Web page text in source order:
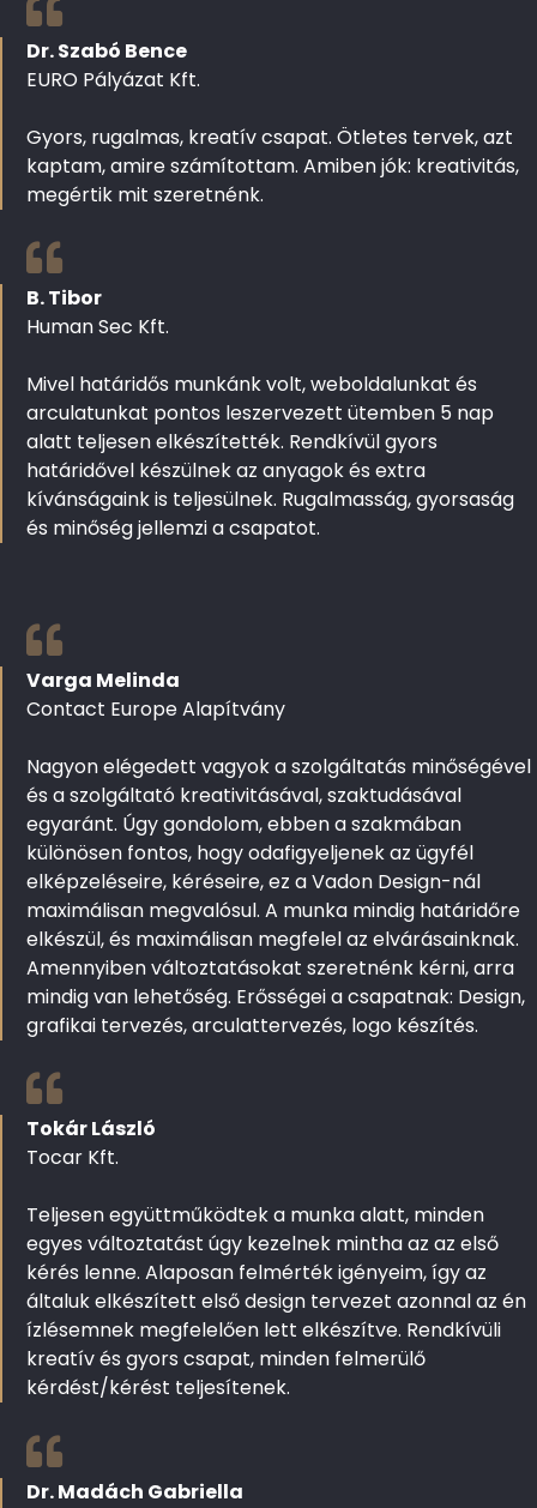
Dr. Szabó Bence
EURO Pályázat Kft.
Gyors, rugalmas, kreatív csapat. Ötletes tervek, azt
kaptam, amire számítottam. Amiben jók: kreativitás,
megértik mit szeretnénk.
B. Tibor
Human Sec Kft.
Mivel határidős munkánk volt, weboldalunkat és
arculatunkat pontos leszervezett ütemben 5 nap
alatt teljesen elkészítették. Rendkívül gyors
határidővel készülnek az anyagok és extra
kívánságaink is teljesülnek. Rugalmasság, gyorsaság
és minőség jellemzi a csapatot.
Varga Melinda
Contact Europe Alapítvány
Nagyon elégedett vagyok a szolgáltatás minőségével
és a szolgáltató kreativitásával, szaktudásával
egyaránt. Úgy gondolom, ebben a szakmában
különösen fontos, hogy odafigyeljenek az ügyfél
elképzeléseire, kéréseire, ez a Vadon Design-nál
maximálisan megvalósul. A munka mindig határidőre
elkészül, és maximálisan megfelel az elvárásainknak.
Amennyiben változtatásokat szeretnénk kérni, arra
mindig van lehetőség. Erősségei a csapatnak: Design,
grafikai tervezés, arculattervezés, logo készítés.
Tokár László
Tocar Kft.
Teljesen együttműködtek a munka alatt, minden
egyes változtatást úgy kezelnek mintha az az első
kérés lenne. Alaposan felmérték igényeim, így az
általuk elkészített első design tervezet azonnal az én
ízlésemnek megfelelően lett elkészítve. Rendkívüli
kreatív és gyors csapat, minden felmerülő
kérdést/kérést teljesítenek.
Dr. Madách Gabriella